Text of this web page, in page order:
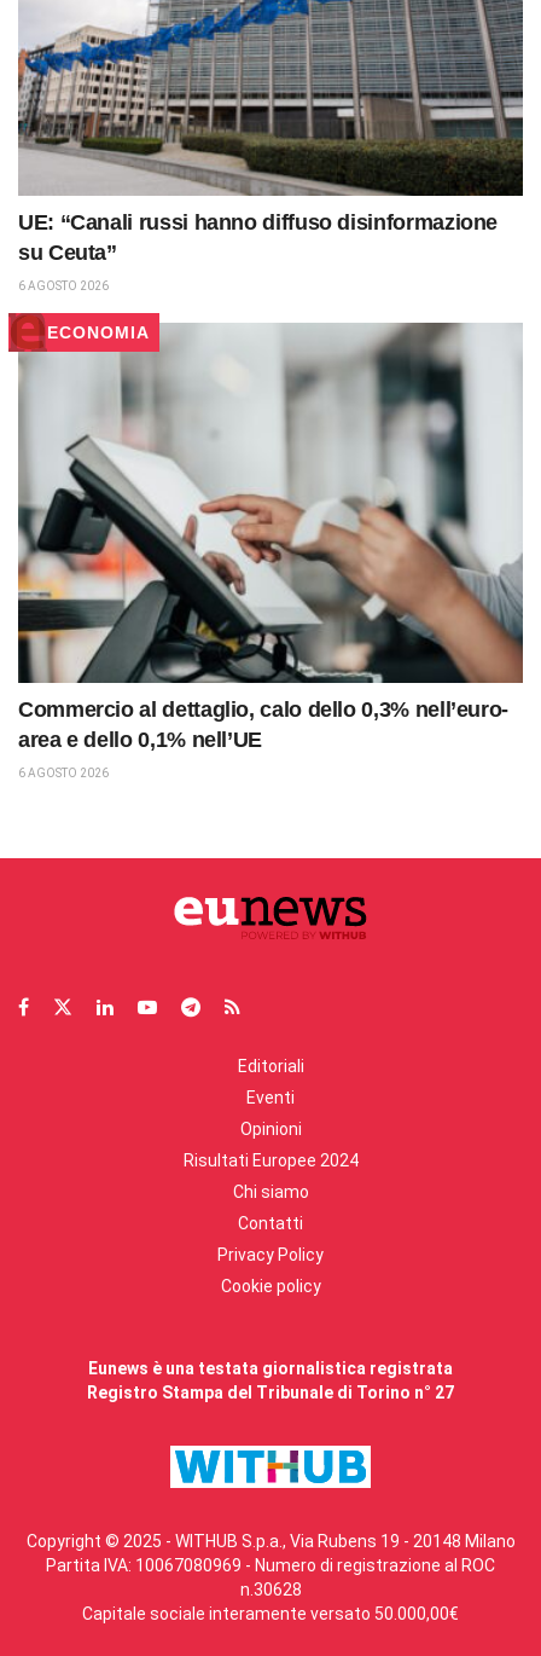
UE: “Canali russi hanno diffuso disinformazione
su Ceuta”
6 AGOSTO 2026
ECONOMIA
Commercio al dettaglio, calo dello 0,3% nell’euro-
area e dello 0,1% nell’UE
6 AGOSTO 2026
Editoriali
Eventi
Opinioni
Risultati Europee 2024
Chi siamo
Contatti
Privacy Policy
Cookie policy
Eunews è una testata giornalistica registrata
Registro Stampa del Tribunale di Torino n° 27
Copyright © 2025 - WITHUB S.p.a., Via Rubens 19 - 20148 Milano
Partita IVA: 10067080969 - Numero di registrazione al ROC
n.30628
Capitale sociale interamente versato 50.000,00€